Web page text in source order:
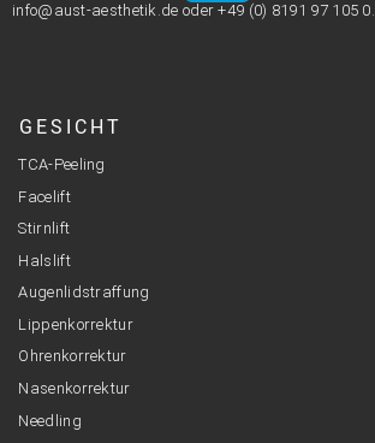
info@aust-aesthetik.de oder +49 (0) 8191 97 105 0.
GESICHT
TCA-Peeling
Facelift
Stirnlift
Halslift
Augenlidstraffung
Lippenkorrektur
Ohrenkorrektur
Nasenkorrektur
Needling